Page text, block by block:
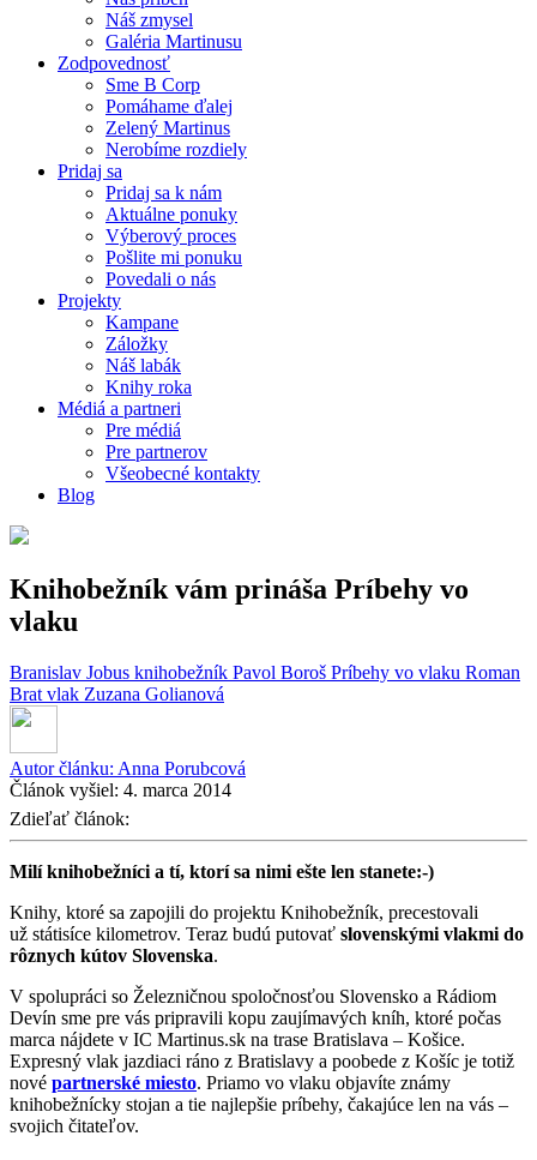
Náš zmysel
Galéria Martinusu
Zodpovednosť
Sme B Corp
Pomáhame ďalej
Zelený Martinus
Nerobíme rozdiely
Pridaj sa
Pridaj sa k nám
Aktuálne ponuky
Výberový proces
Pošlite mi ponuku
Povedali o nás
Projekty
Kampane
Záložky
Náš labák
Knihy roka
Médiá a partneri
Pre médiá
Pre partnerov
Všeobecné kontakty
Blog
Knihobežník vám prináša Príbehy vo
vlaku
Branislav Jobus knihobežník Pavol Boroš Príbehy vo vlaku Roman
Brat vlak Zuzana Golianová
Autor článku: Anna Porubcová
Článok vyšiel: 4. marca 2014
Zdieľať článok:
Milí knihobežníci a tí, ktorí sa nimi ešte len stanete:-)
Knihy, ktoré sa zapojili do projektu Knihobežník, precestovali
už státisíce kilometrov. Teraz budú putovať slovenskými vlakmi do
rôznych kútov Slovenska.
V spolupráci so Železničnou spoločnosťou Slovensko a Rádiom
Devín sme pre vás pripravili kopu zaujímavých kníh, ktoré počas
marca nájdete v IC Martinus.sk na trase Bratislava – Košice.
Expresný vlak jazdiaci ráno z Bratislavy a poobede z Košíc je totiž
nové partnerské miesto. Priamo vo vlaku objavíte známy
knihobežnícky stojan a tie najlepšie príbehy, čakajúce len na vás –
svojich čitateľov.